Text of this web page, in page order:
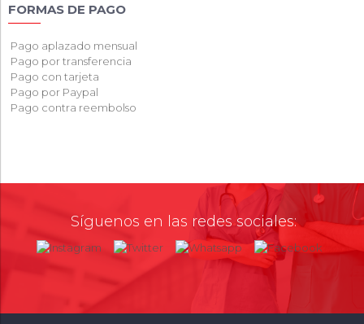
FORMAS DE PAGO
Pago aplazado mensual
Pago por transferencia
Pago con tarjeta
Pago por Paypal
Pago contra reembolso
Síguenos en las redes sociales: